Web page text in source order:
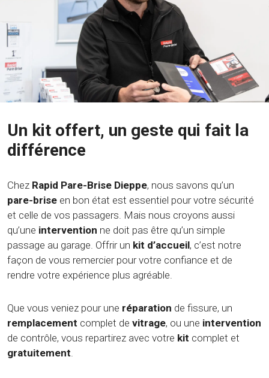
Un kit offert, un geste qui fait la
différence
Chez Rapid Pare-Brise Dieppe, nous savons qu’un
pare-brise en bon état est essentiel pour votre sécurité
et celle de vos passagers. Mais nous croyons aussi
qu’une intervention ne doit pas être qu’un simple
passage au garage. Offrir un kit d’accueil, c’est notre
façon de vous remercier pour votre confiance et de
rendre votre expérience plus agréable.
Que vous veniez pour une réparation de fissure, un
remplacement complet de vitrage, ou une intervention
de contrôle, vous repartirez avec votre kit complet et
gratuitement.